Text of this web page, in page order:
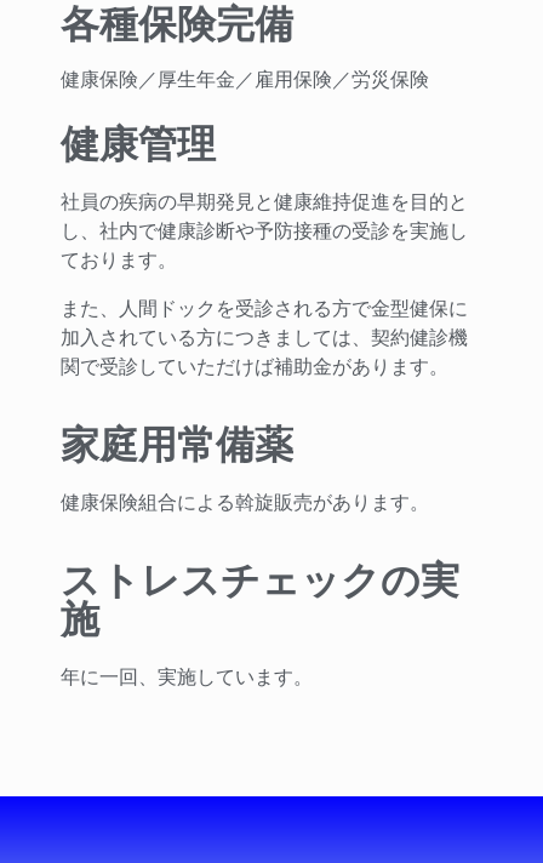
各種保険完備
健康保険／厚生年金／雇用保険／労災保険
健康管理
社員の疾病の早期発見と健康維持促進を目的と
し、社内で健康診断や予防接種の受診を実施し
ております。
また、人間ドックを受診される方で金型健保に
加入されている方につきましては、契約健診機
関で受診していただけば補助金があります。
家庭用常備薬
健康保険組合による斡旋販売があります。
ストレスチェックの実
施
年に一回、実施しています。